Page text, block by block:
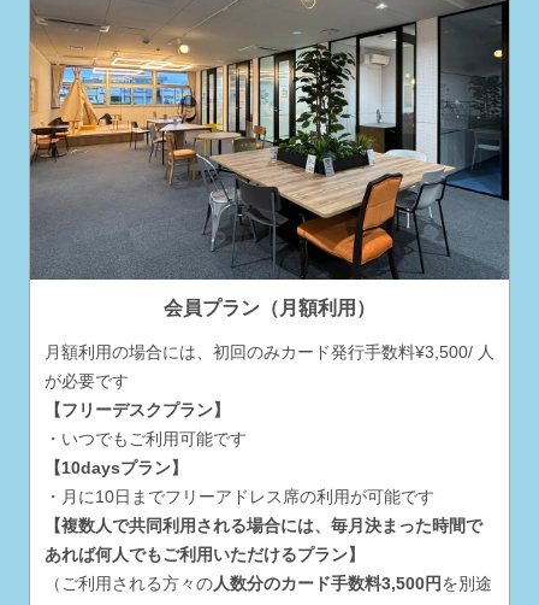
会員プラン（月額利用）
月額利用の場合には、初回のみカード発行手数料¥3,500/ 人
が必要です
【フリーデスクプラン】
・いつでもご利用可能です
【10daysプラン】
・月に10日までフリーアドレス席の利用が可能です
【複数人で共同利用される場合には、毎月決まった時間で
あれば何人でもご利用いただけるプラン】
（ご利用される方々の人数分のカード手数料3,500円を別途